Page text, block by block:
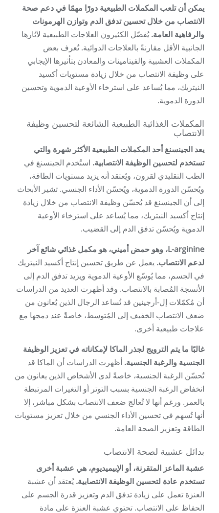
يمكن أن تلعب المكملات الطبيعية دورًا مهمًا في دعم صحة
الانتصاب من خلال تحسين تدفق الدم وتوازن الهرمونات
والرفاهية العامة.يُفضّل الكثيرون العلاجات الطبيعية لآثارها
الجانبية الأقل مقارنةً بالعلاجات الدوائية. تُعرف بعض
المكملات العشبية والفيتامينات والمعادن بتأثيرها الإيجابي
على وظيفة الانتصاب من خلال زيادة مستويات أكسيد
النيتريك، مما يُساعد على استرخاء الأوعية الدموية وتحسين
الدورة الدموية.
المكملات الغذائية الطبيعية الشائعة لتحسين وظيفة
الانتصاب
يعد الجينسنغ أحد المكملات الطبيعية الأكثر شهرة والتي
تستخدم لتحسين الوظيفة الانتصابية. استُخدم الجينسنغ في
الطب التقليدي لقرون، ويُعتقد أنه يزيد مستويات الطاقة،
ويُحسّن الدورة الدموية، ويُحسّن الأداء الجنسي. تشير الأبحاث
إلى أن الجينسنغ قد يُحسّن وظيفة الانتصاب من خلال زيادة
إنتاج أكسيد النيتريك، مما يُساعد على استرخاء الأوعية
الدموية ويُحسّن تدفق الدم إلى القضيب.
L-arginine، وهو حمض أميني، هو مكمل غذائي شائع آخر
لدعم الانتصاب. يعمل عن طريق تحسين إنتاج أكسيد النيتريك
في الجسم، مما يُوسّع الأوعية الدموية ويزيد تدفق الدم إلى
الأنسجة المُصابة بالانتصاب. وقد أظهرت العديد من الدراسات
أن مُكمّلات إل-أرجينين قد تُساعد الرجال الذين يُعانون من
ضعف الانتصاب الخفيف إلى المُتوسط، خاصةً عند دمجها مع
علاجات طبيعية أخرى.
غالبًا ما يتم الترويج لجذر الماكا لإمكاناته في تعزيز الوظيفة
الجنسية والرغبة الجنسية. أظهرت الدراسات أن الماكا قد
تُحسّن الرغبة الجنسية، خاصةً لدى الأشخاص الذين يعانون من
انخفاض الرغبة الجنسية بسبب التوتر أو التغيرات المرتبطة
بالعمر. ورغم أنها لا تُعالج ضعف الانتصاب بشكل مباشر، إلا
أنها تُسهم في تحسين الأداء الجنسي من خلال تعزيز مستويات
الطاقة وتعزيز الصحة العامة.
بدائل عشبية لصحة الانتصاب
عشبة الماعز المتقرنة، أو الإبيميديوم، هي عشبة أخرى
تستخدم عادة لتحسين الوظيفة الانتصابية.يُعتقد أن عشبة
العنزة تعمل على زيادة تدفق الدم وتعزيز قدرة الجسم على
الحفاظ على الانتصاب. تحتوي عشبة العنزة على مادة